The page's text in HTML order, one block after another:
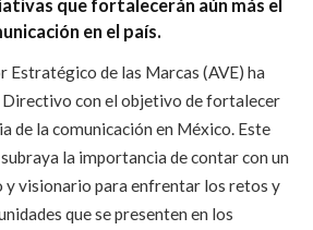
que fortalecerán aún más el
en el país.
Estratégico de las Marcas (AVE) ha
Directivo con el objetivo de fortalecer
de la comunicación en México. Este
la importancia de contar con un
visionario para enfrentar los retos y
que se presenten en los